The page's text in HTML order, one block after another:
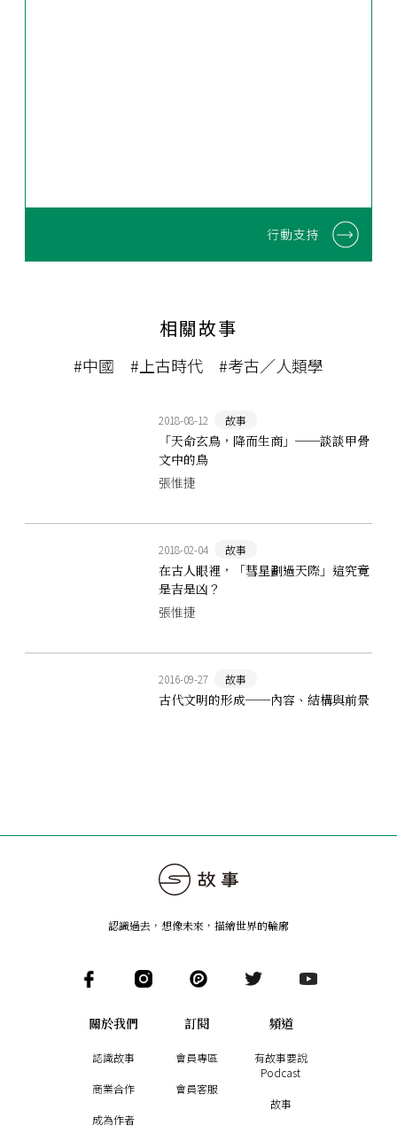
行動支持
相關故事
#中國 #上古時代 #考古／人類學
2018-08-12 故事
「天命玄鳥，降而生商」──談談甲骨
文中的鳥
張惟捷
2018-02-04 故事
在古人眼裡，「彗星劃過天際」這究竟
是吉是凶？
張惟捷
2016-09-27 故事
古代文明的形成──內容、結構與前景
認識過去，想像未來 ， 描繪世界的輪廓
關於我們
認識故事
商業合作
成為作者
訂閱
會員專區
會員客服
頻道
有故事要說
Podcast
故事